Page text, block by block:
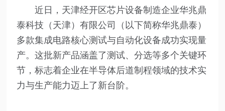
近日，天津经开区芯片设备制造企业华兆鼎
泰科技（天津）有限公司（以下简称华兆鼎泰）
多款集成电路核心测试与自动化设备成功实现量
产。这批新产品涵盖了测试、分选等多个关键环
节，标志着企业在半导体后道制程领域的技术实
力与生产能力迈上了新台阶。